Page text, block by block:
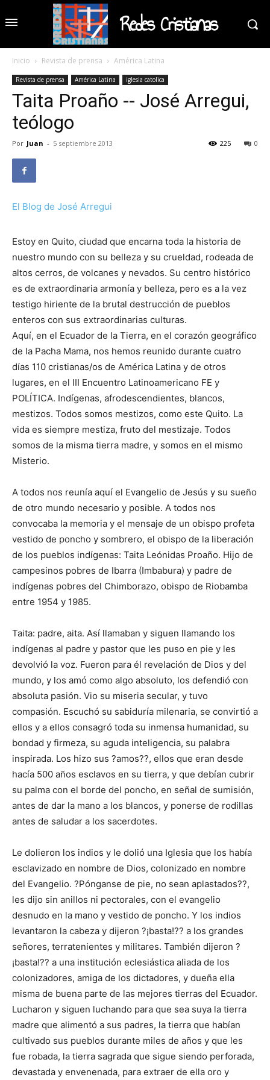
Redes Cristianas
Inicio Revista de prensa América Latina
Revista de prensa América Latina iglesia catolica
Taita Proaño -- José Arregui,
teólogo
Por Juan - 5 septiembre 2013 0
225
El Blog de José Arregui
Estoy en Quito, ciudad que encarna toda la historia de
nuestro mundo con su belleza y su crueldad, rodeada de
altos cerros, de volcanes y nevados. Su centro histórico
es de extraordinaria armonía y belleza, pero es a la vez
testigo hiriente de la brutal destrucción de pueblos
enteros con sus extraordinarias culturas.
Aquí, en el Ecuador de la Tierra, en el corazón geográfico
de la Pacha Mama, nos hemos reunido durante cuatro
días 110 cristianas/os de América Latina y de otros
lugares, en el III Encuentro Latinoamericano FE y
POLÍTICA. Indígenas, afrodescendientes, blancos,
mestizos. Todos somos mestizos, como este Quito. La
vida es siempre mestiza, fruto del mestizaje. Todos
somos de la misma tierra madre, y somos en el mismo
Misterio.
A todos nos reunía aquí el Evangelio de Jesús y su sueño
de otro mundo necesario y posible. A todos nos
convocaba la memoria y el mensaje de un obispo profeta
vestido de poncho y sombrero, el obispo de la liberación
de los pueblos indígenas: Taita Leónidas Proaño. Hijo de
campesinos pobres de Ibarra (Imbabura) y padre de
indígenas pobres del Chimborazo, obispo de Riobamba
entre 1954 y 1985.
Taita: padre, aita. Así llamaban y siguen llamando los
indígenas al padre y pastor que les puso en pie y les
devolvió la voz. Fueron para él revelación de Dios y del
mundo, y los amó como algo absoluto, los defendió con
absoluta pasión. Vio su miseria secular, y tuvo
compasión. Escuchó su sabiduría milenaria, se convirtió a
ellos y a ellos consagró toda su inmensa humanidad, su
bondad y firmeza, su aguda inteligencia, su palabra
inspirada. Los hizo sus ?amos??, ellos que eran desde
hacía 500 años esclavos en su tierra, y que debían cubrir
su palma con el borde del poncho, en señal de sumisión,
antes de dar la mano a los blancos, y ponerse de rodillas
antes de saludar a los sacerdotes.
Le dolieron los indios y le dolió una Iglesia que los había
esclavizado en nombre de Dios, colonizado en nombre
del Evangelio. ?Pónganse de pie, no sean aplastados??,
les dijo sin anillos ni pectorales, con el evangelio
desnudo en la mano y vestido de poncho. Y los indios
levantaron la cabeza y dijeron ?¡basta!?? a los grandes
señores, terratenientes y militares. También dijeron ?
¡basta!?? a una institución eclesiástica aliada de los
colonizadores, amiga de los dictadores, y dueña ella
misma de buena parte de las mejores tierras del Ecuador.
Lucharon y siguen luchando para que sea suya la tierra
madre que alimentó a sus padres, la tierra que habían
cultivado sus pueblos durante miles de años y que les
fue robada, la tierra sagrada que sigue siendo perforada,
devastada y envenenada, para extraer de ella oro y